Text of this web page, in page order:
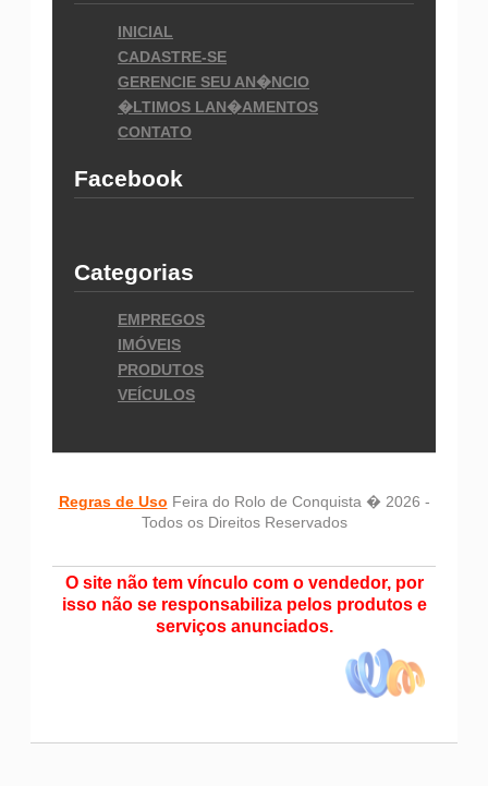
INICIAL
CADASTRE-SE
GERENCIE SEU AN�NCIO
�LTIMOS LAN�AMENTOS
CONTATO
Facebook
Categorias
EMPREGOS
IMÓVEIS
PRODUTOS
VEÍCULOS
Regras de Uso Feira do Rolo de Conquista � 2026 -
Todos os Direitos Reservados
O site não tem vínculo com o vendedor, por
isso não se responsabiliza pelos produtos e
serviços anunciados.